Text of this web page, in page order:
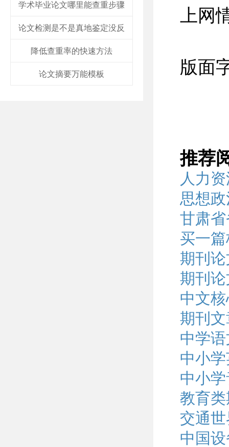
学术毕业论文哪里能查重步骤
论文检测是不是真地鉴定没反
降低查重率的快速方法
论文摘要万能模板
上网
版面
推荐
人力
思想
甘肃
买一
期刊
期刊
中文
期刊
中学
中小
中小
教育
交通
中国